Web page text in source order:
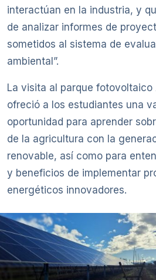
interactúan en la industria, y
de analizar informes de
sometidos al sistema de
ambiental”.
La visita al parque fotovoltaico
ofreció a los estudiantes una
oportunidad para aprender
de la agricultura con la
renovable, así como para
y beneficios de implementar
energéticos innovadores.